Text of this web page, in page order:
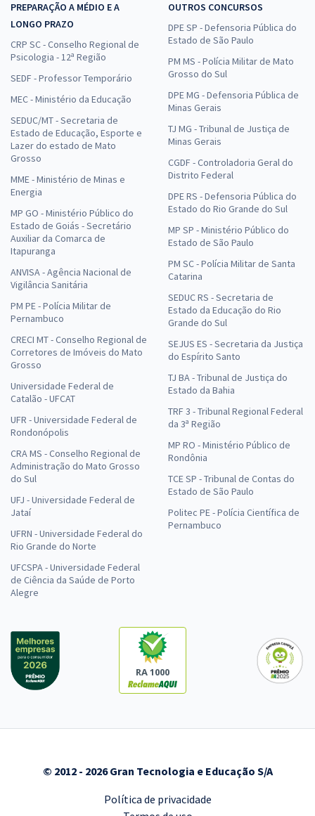
Curso Gratuito de Resolução de Questões ENARE/FGV - Fisioterapia -
Professores: Equipe Gran
0,00
Comprar
Curso Específico para Residência em Psicologia na Saúde Mental
12x de
17,49
ou R$ 209,90 à vista
Curso Específico para Residência em Psicologia na Saúde Coletiva
16,66
ou R$ 199,90 à vista
Comprar
Curso Específico para Residência em Nutrição - Saúde da Criança
ou R$ 119,90 à vista
Comprar
Curso Gratuito de Resolução de Questões ENARE/FGV - Nutrição -
De:
Curso Gratuito de Resolução de Questões ENARE/FGV - Serviço
PREPARAÇÃO A MÉDIO E A
LONGO PRAZO
CRP SC - Conselho Regional de
Psicologia - 12ª Região
SEDF - Professor Temporário
MEC - Ministério da Educação
SEDUC/MT - Secretaria de
Estado de Educação, Esporte e
Lazer do estado de Mato
Grosso
MME - Ministério de Minas e
Energia
MP GO - Ministério Público do
Estado de Goiás - Secretário
Auxiliar da Comarca de
Itapuranga
ANVISA - Agência Nacional de
Vigilância Sanitária
PM PE - Polícia Militar de
Pernambuco
CRECI MT - Conselho Regional de
Corretores de Imóveis do Mato
Grosso
Universidade Federal de
Catalão - UFCAT
UFR - Universidade Federal de
Rondonópolis
CRA MS - Conselho Regional de
Administração do Mato Grosso
do Sul
UFJ - Universidade Federal de
Jataí
UFRN - Universidade Federal do
Rio Grande do Norte
UFCSPA - Universidade Federal
de Ciência da Saúde de Porto
Alegre
OUTROS CONCURSOS
DPE SP - Defensoria Pública do
Estado de São Paulo
PM MS - Polícia Militar de Mato
Grosso do Sul
DPE MG - Defensoria Pública de
Minas Gerais
TJ MG - Tribunal de Justiça de
Minas Gerais
CGDF - Controladoria Geral do
Distrito Federal
DPE RS - Defensoria Pública do
Estado do Rio Grande do Sul
MP SP - Ministério Público do
Estado de São Paulo
PM SC - Polícia Militar de Santa
Catarina
SEDUC RS - Secretaria de
Estado da Educação do Rio
Grande do Sul
SEJUS ES - Secretaria da Justiça
do Espírito Santo
TJ BA - Tribunal de Justiça do
Estado da Bahia
TRF 3 - Tribunal Regional Federal
da 3ª Região
MP RO - Ministério Público de
Rondônia
TCE SP - Tribunal de Contas do
Estado de São Paulo
Politec PE - Polícia Científica de
Pernambuco
RA 1000
© 2012 - 2026 Gran Tecnologia e Educação S/A
Política de privacidade